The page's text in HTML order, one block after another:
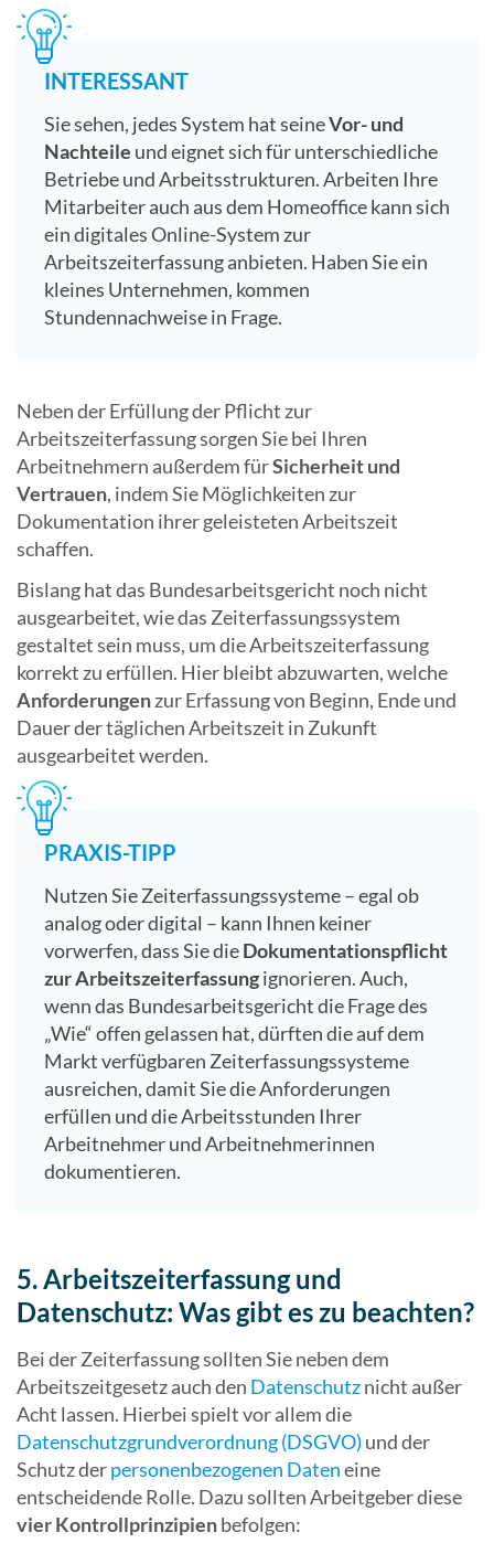
INTERESSANT
Sie sehen, jedes System hat seineVor- und
Nachteile und eignet sich für unterschiedliche
Betriebe und Arbeitsstrukturen. Arbeiten Ihre
Mitarbeiter auch aus dem Homeoffice kann sich
ein digitales Online-System zur
Arbeitszeiterfassung anbieten. Haben Sie ein
kleines Unternehmen, kommen
Stundennachweise in Frage.
Neben der Erfüllung der Pflicht zur
Arbeitszeiterfassung sorgen Sie bei Ihren
Arbeitnehmern außerdem fürSicherheit und
Vertrauen, indem Sie Möglichkeiten zur
Dokumentation ihrer geleisteten Arbeitszeit
schaffen.
Bislang hat das Bundesarbeitsgericht noch nicht
ausgearbeitet, wie das Zeiterfassungssystem
gestaltet sein muss, um die Arbeitszeiterfassung
korrekt zu erfüllen. Hier bleibt abzuwarten, welche
Anforderungenzur Erfassung von Beginn, Ende und
Dauer der täglichen Arbeitszeit in Zukunft
ausgearbeitet werden.
PRAXIS-TIPP
Nutzen Sie Zeiterfassungssysteme – egal ob
analog oder digital – kann Ihnen keiner
vorwerfen, dass Sie dieDokumentationspflicht
zur Arbeitszeiterfassungignorieren. Auch,
wenn das Bundesarbeitsgericht die Frage des
„Wie“ offen gelassen hat, dürften die auf dem
Markt verfügbaren Zeiterfassungssysteme
ausreichen, damit Sie die Anforderungen
erfüllen und die Arbeitsstunden Ihrer
Arbeitnehmer und Arbeitnehmerinnen
dokumentieren.
5. Arbeitszeiterfassung und
Datenschutz: Was gibt es zu beachten?
Bei der Zeiterfassung sollten Sie neben dem
Arbeitszeitgesetz auch den Datenschutznicht außer
Acht lassen. Hierbei spielt vor allem die
Datenschutzgrundverordnung (DSGVO) und der
Schutz derpersonenbezogenen Dateneine
entscheidende Rolle. Dazu sollten Arbeitgeber diese
vier Kontrollprinzipienbefolgen: